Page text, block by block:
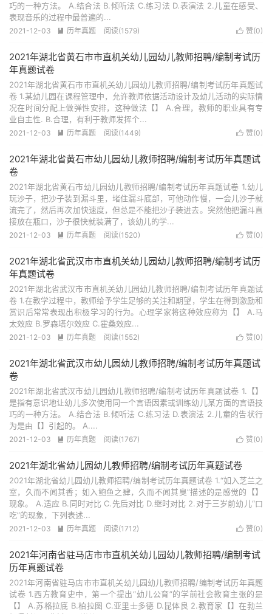
巧的一种方法。 A.结合法 B.倾听法 C.练习法 D.表演法 2.儿童在感受、
表现音乐的过程中最普遍的...
2021-12-03  历年真题 阅读(1579)  赞(0)
2021年湖北省黄石市市直机关幼儿园幼儿教师招聘/编制考试历
年真题试卷
2021年湖北省黄石市市直机关幼儿园幼儿教师招聘/编制考试历年真题试
卷 1.某幼儿园在课程管理中，允许教师依据活动设计及幼儿活动的实际情
况在时间分配上做弹性安排，这种做法【】 A.合理，教师的职业具有专
业自主性. B.合理，有利于教师发挥个...
2021-12-03  历年真题 阅读(1449)  赞(0)
2021年湖北省黄石市幼儿园幼儿教师招聘/编制考试历年真题试
卷
2021年湖北省黄石市幼儿园幼儿教师招聘/编制考试历年真题试卷 1.幼儿
玩沙子，把沙子装到漏斗里，堵住漏斗底部，可他动作慢，一会儿沙子就
流完了，然后再次加快速度，但总是不能把沙子装进去。突然他把漏斗直
接放在瓶口，沙子很快就装满了，该幼儿的学...
2021-12-03  历年真题 阅读(1520)  赞(0)
2021年湖北省武汉市市直机关幼儿园幼儿教师招聘/编制考试历
年真题试卷
2021年湖北省武汉市市直机关幼儿园幼儿教师招聘/编制考试历年真题试
卷 1.在教学过程中，教师给予学生足够的关注和期望，学生在得到激励和
赏识后常常表现出积极学习的行为。心理学家将这种效应称为【】 A.马
太效应 B.罗森塔尔效应 C.霍桑效应...
2021-12-03  历年真题 阅读(1552)  赞(0)
2021年湖北省武汉市幼儿园幼儿教师招聘/编制考试历年真题试
卷
2021年湖北省武汉市幼儿园幼儿教师招聘/编制考试历年真题试卷 1.【】
是指有意识地让幼儿多次使用同一个言语因素或训练幼儿某方面的言语技
巧的一种方法。 A.结合法 B.倾听法 C.练习法 D.表演法 2.儿童的告状行
为是由【】引起的。 A....
2021-12-03  历年真题 阅读(1767)  赞(0)
2021年湖北省幼儿园幼儿教师招聘/编制考试历年真题试卷
2021年湖北省幼儿园幼儿教师招聘/编制考试历年真题试卷 1.“如入芝兰之
室，久而不闻其香；如入鲍鱼之肆，久而不闻其臭”描述的是感觉的【】
现象。 A.适应 B.同时对比 C.先后对比 D.继时对比 2.对于三岁前幼儿“口
吃”的现象，下列表述...
2021-12-03  历年真题 阅读(1712)  赞(0)
2021年河南省驻马店市市直机关幼儿园幼儿教师招聘/编制考试
历年真题试卷
2021年河南省驻马店市市直机关幼儿园幼儿教师招聘/编制考试历年真题
试卷 1.西方教育史中，第一个提出“幼儿公育”的学前社会教育主张的是
【】 A.苏格拉底 B.柏拉图 C.亚里士多德 D.昆体良 2.教育家【】在勃兰